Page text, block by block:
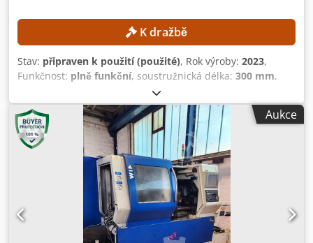
K dražbě
Stav: připraven k použití (použité), Rok výroby: 2023,
Funkčnost: plně funkční, soustružnická délka: 300 mm,
300 mm
maximální otáčky vřetene:4 500 ot./min, model
regulátoru:
FANUC CNC, Stroj si můžete prohlédnout po
předchozí domluvě s dodací lhůtou tří dnů. TECHNICKÉ
SPECIFIKACE Maximální průměr soustružení: přibližně 300
mm Maximální délka soustružení: přibližně 300 mm
Průměr otvoru vřetene: přibližně 52 mm Maximální otáčky
hlavního vřetene: 4 500 ot./min Revolver na nástroje: 12
stanic Opakovatelná přesnost: 0,003 mm INFORMACE O
STROJI Řízení: FANUC CNC Hmotnost stroje: přibližně 2 200
kg Provozní hodiny: přibližně 6 458 h Hodiny vřetene:
Aukce